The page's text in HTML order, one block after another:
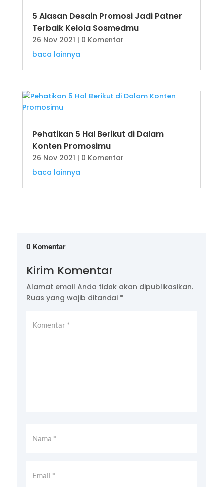
5 Alasan Desain Promosi Jadi Patner
Terbaik Kelola Sosmedmu
26 Nov 2021 | 0 Komentar
baca lainnya
Pehatikan 5 Hal Berikut di Dalam
Konten Promosimu
26 Nov 2021 | 0 Komentar
baca lainnya
0 Komentar
Kirim Komentar
Alamat email Anda tidak akan dipublikasikan.
Ruas yang wajib ditandai *